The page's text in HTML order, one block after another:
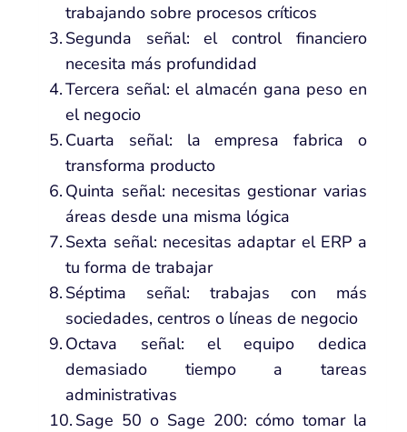
trabajando sobre procesos críticos
Segunda señal: el control financiero
necesita más profundidad
Tercera señal: el almacén gana peso en
el negocio
Cuarta señal: la empresa fabrica o
transforma producto
Quinta señal: necesitas gestionar varias
áreas desde una misma lógica
Sexta señal: necesitas adaptar el ERP a
tu forma de trabajar
Séptima señal: trabajas con más
sociedades, centros o líneas de negocio
Octava señal: el equipo dedica
demasiado tiempo a tareas
administrativas
Sage 50 o Sage 200: cómo tomar la